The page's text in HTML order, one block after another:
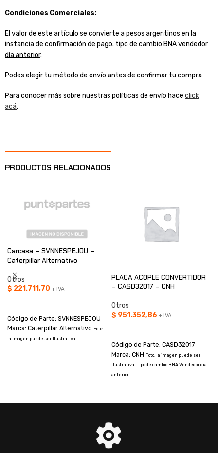
Condiciones Comerciales:
El valor de este artículo se convierte a pesos argentinos en la
instancia de confirmación de pago. tipo de cambio BNA vendedor
día anterior.
Podes elegir tu método de envío antes de confirmar tu compra
Para conocer más sobre nuestras políticas de envío hace click
acá.
PRODUCTOS RELACIONADOS
Carcasa – SVNNESPEJOU –
Caterpillar Alternativo
Otros
$ 221.711,70 + IVA
Código de Parte: SVNNESPEJOU
Marca: Caterpillar Alternativo Foto:
la imagen puede ser Ilustrativa.
PLACA ACOPLE CONVERTIDOR
– CASD32017 – CNH
Otros
$ 951.352,86 + IVA
Código de Parte: CASD32017
Marca: CNH Foto: la imagen puede ser
Ilustrativa. Tipo de cambio BNA Vendedor dia
anterior